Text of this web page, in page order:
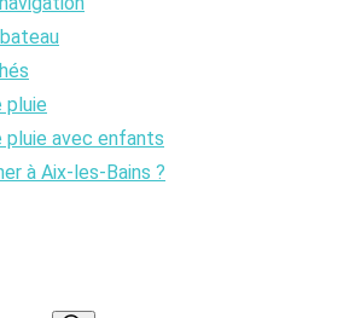
pluie
pluie avec enfants
à Aix-les-Bains ?